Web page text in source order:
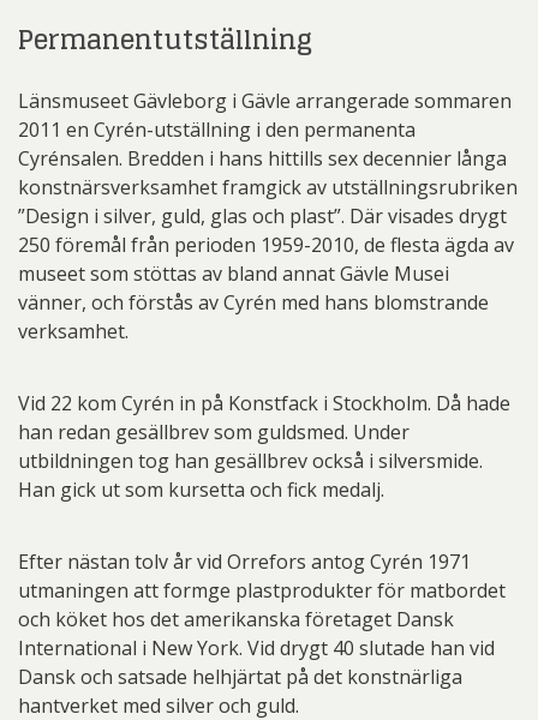
Permanentutställning
Länsmuseet Gävleborg i Gävle arrangerade sommaren
2011 en Cyrén-utställning i den permanenta
Cyrénsalen. Bredden i hans hittills sex decennier långa
konstnärsverksamhet framgick av utställningsrubriken
”Design i silver, guld, glas och plast”. Där visades drygt
250 föremål från perioden 1959-2010, de flesta ägda av
museet som stöttas av bland annat Gävle Musei
vänner, och förstås av Cyrén med hans blomstrande
verksamhet.
Vid 22 kom Cyrén in på Konstfack i Stockholm. Då hade
han redan gesällbrev som guldsmed. Under
utbildningen tog han gesällbrev också i silversmide.
Han gick ut som kursetta och fick medalj.
Efter nästan tolv år vid Orrefors antog Cyrén 1971
utmaningen att formge plastprodukter för matbordet
och köket hos det amerikanska företaget Dansk
International i New York. Vid drygt 40 slutade han vid
Dansk och satsade helhjärtat på det konstnärliga
hantverket med silver och guld.